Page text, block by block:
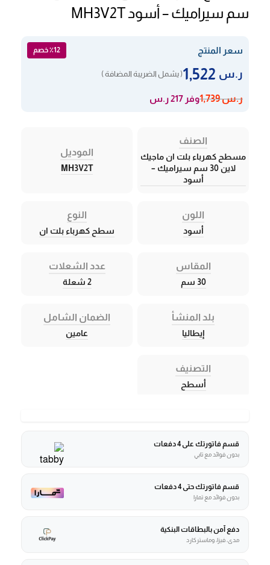
سم سيراميك – أسود MH3V2T
سعر المنتج ٪12 خصم
ر.س ( يشمل الضريبة المضافة )
ر.س1,739 وفر 217 ر.س
الصنف
مسطح كهرباء بلت ان ماجيك
لاين 30 سم سيراميك –
أسود
الموديل
MH3V2T
اللون
أسود
النوع
سطح كهرباء بلت ان
المقاس
30 سم
عدد الشعلات
2 شعلة
بلد المنشأ
إيطاليا
الضمان الشامل
عامين
التصنيف
أسطح
قسم فاتورتك على 4 دفعات
بدون فوائد مع تابي
قسم فاتورتك حتى 4 دفعات
بدون فوائد مع تمارا
دفع آمن بالبطاقات البنكية
مدى، فيزا، وماستركارد